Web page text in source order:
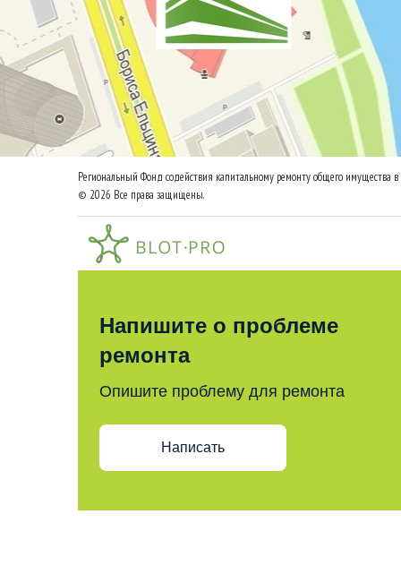
Региональный Фонд содействия капитальному ремонту общего имущества
© 2026 Все права защищены.
Напишите о проблеме
ремонта
Опишите проблему для ремонта
Написать